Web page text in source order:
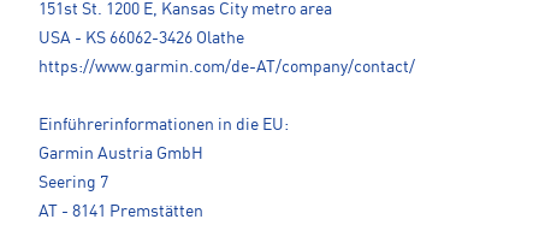
151st St. 1200 E, Kansas City metro area
USA - KS 66062-3426 Olathe
https://www.garmin.com/de-AT/company/contact/
Einführerinformationen in die EU:
Garmin Austria GmbH
Seering 7
AT - 8141 Premstätten